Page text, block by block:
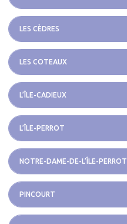
LES CÈDRES
LES COTEAUX
L’ÎLE-CADIEUX
L’ÎLE-PERROT
NOTRE-DAME-DE-L’ÎLE-PERROT
PINCOURT